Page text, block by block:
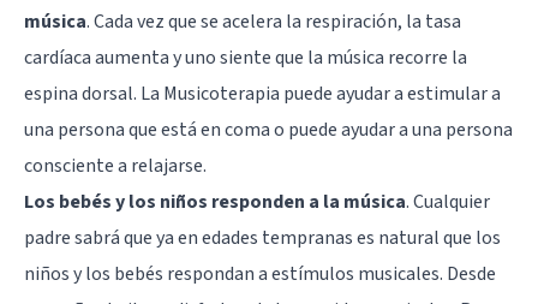
música. Cada vez que se acelera la respiración, la tasa
cardíaca aumenta y uno siente que la música recorre la
espina dorsal. La Musicoterapia puede ayudar a estimular a
una persona que está en coma o puede ayudar a una persona
consciente a relajarse.
Los bebés y los niños responden a la música. Cualquier
padre sabrá que ya en edades tempranas es natural que los
niños y los bebés respondan a estímulos musicales. Desde